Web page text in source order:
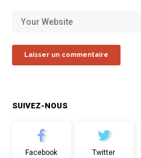
SUIVEZ-NOUS
Facebook Twitter